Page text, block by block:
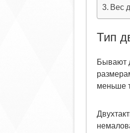
Вес
Тип
Бывают
меньше